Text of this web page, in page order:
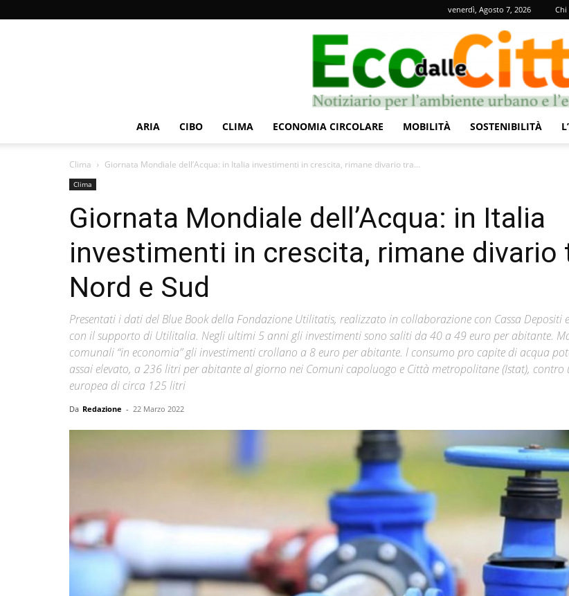
venerdì, Agosto 7, 2026 Chi
dalle
Città
ARIA CIBO CLIMA ECONOMIA CIRCOLARE MOBILITÀ SOSTENIBILITÀ
Clima Giornata Mondiale dell’Acqua: in Italia investimenti in crescita, rimane divario tra...
Clima
Giornata Mondiale dell’Acqua: in Italia
investimenti in crescita, rimane divario
Nord e Sud
Presentati i dati del Blue Book della Fondazione Utilitatis, realizzato in collaborazione con Cassa Depositi
con il supporto di Utilitalia. Negli ultimi 5 anni gli investimenti sono saliti da 40 a 49 euro per abitante.
comunali “in economia” gli investimenti crollano a 8 euro per abitante. l consumo pro capite di acqua
assai elevato, a 236 litri per abitante al giorno nei Comuni capoluogo e Città metropolitane (Istat), contro
europea di circa 125 litri
Da Redazione - 22 Marzo 2022